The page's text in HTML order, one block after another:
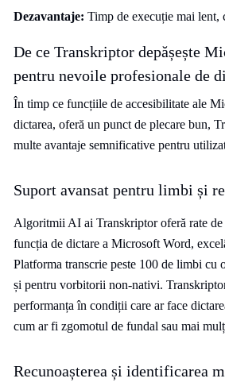
Dezavantaje: Timp de execuție mai lent,
De ce Transkriptor depășește
pentru nevoile profesionale de
În timp ce funcțiile de accesibilitate ale
dictarea, oferă un punct de plecare bun,
multe avantaje semnificative pentru
Suport avansat pentru limbi și
Algoritmii AI ai Transkriptor oferă rate de
funcția de dictare a Microsoft Word,
Platforma transcrie peste 100 de limbi cu
și pentru vorbitorii non-nativi.
performanța în condiții care ar face
cum ar fi zgomotul de fundal sau mai
Recunoașterea și identificarea